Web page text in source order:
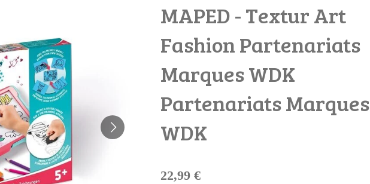
MAPED - Textur Art
Fashion Partenariats
Marques WDK
Partenariats Marques
WDK
22,99 €